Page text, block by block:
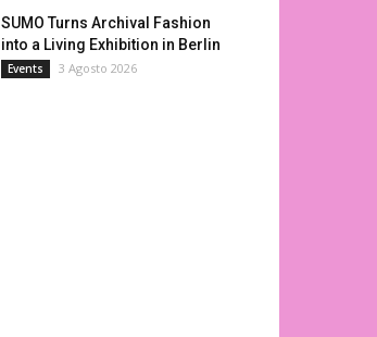
SUMO Turns Archival Fashion
into a Living Exhibition in Berlin
Events 3 Agosto 2026